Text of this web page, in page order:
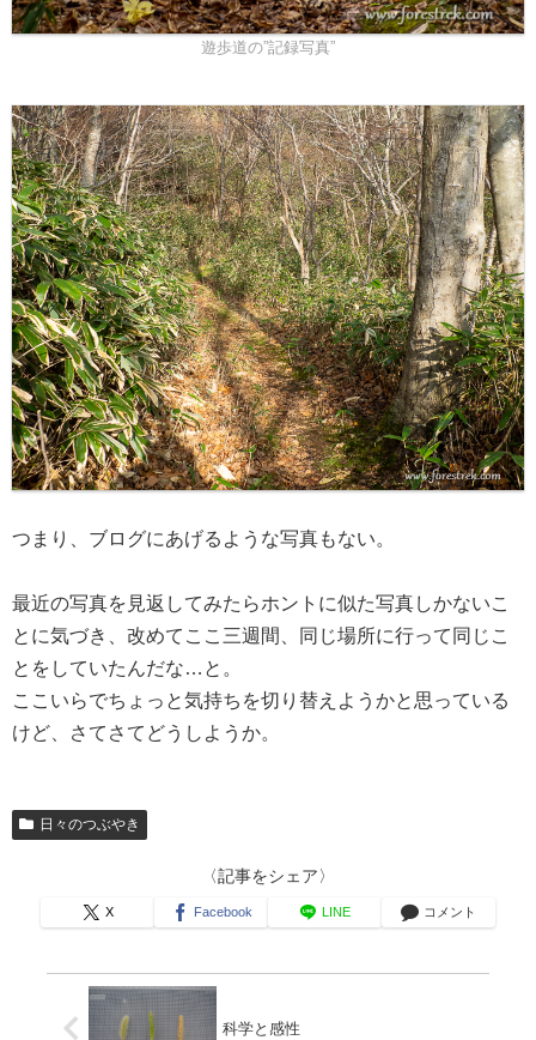
遊歩道の”記録写真”
つまり、ブログにあげるような写真もない。
最近の写真を見返してみたらホントに似た写真しかないこ
とに気づき、改めてここ三週間、同じ場所に行って同じこ
とをしていたんだな…と。
ここいらでちょっと気持ちを切り替えようかと思っている
けど、さてさてどうしようか。
日々のつぶやき
〈記事をシェア〉
X Facebook LINE コメント
科学と感性